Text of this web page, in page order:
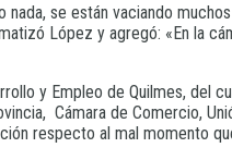
se están vaciando
López y agregó: «En la
y Empleo de Quilmes,
Cámara de Comercio,
respecto al mal momento